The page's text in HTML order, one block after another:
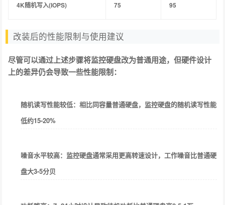
4K随机写入(IOPS) 75 95
改装后的性能限制与使用建议
尽管可以通过上述步骤将监控硬盘改为普通用途，但硬件设计
上的差异仍会导致一些性能限制：
随机读写性能较低：相比同容量普通硬盘，监控硬盘的随机读写性能
低约15-20%
噪音水平较高：监控硬盘通常采用更高转速设计，工作噪音比普通硬
盘大3-5分贝